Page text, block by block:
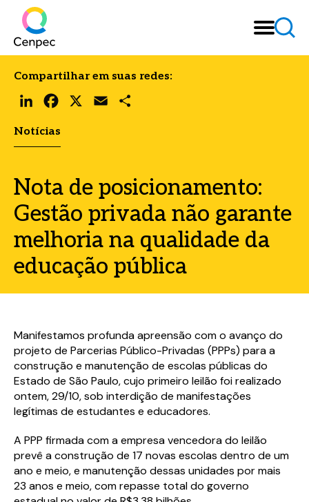
Notícias
Nota de posicionamento:
Gestão privada não garante
melhoria na qualidade da
educação pública
Compartilhar em suas redes:
LinkedInFacebook
Manifestamos profunda apreensão com o avanço do
projeto de Parcerias Público-Privadas (PPPs) para a
construção e manutenção de escolas públicas do
Estado de São Paulo, cujo primeiro leilão foi realizado
ontem, 29/10, sob interdição de manifestações
legítimas de estudantes e educadores.
A PPP firmada com a empresa vencedora do leilão
prevê a construção de 17 novas escolas dentro de um
ano e meio, e manutenção dessas unidades por mais
23 anos e meio, com repasse total do governo